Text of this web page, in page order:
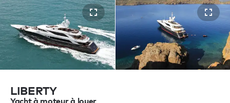
LIBERTY
Yacht à moteur à louer